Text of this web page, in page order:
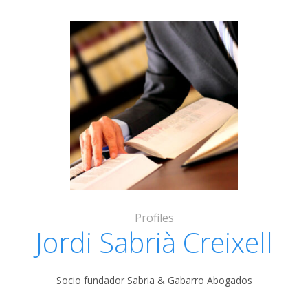
Profiles
Jordi Sabrià Creixell
Socio fundador Sabria & Gabarro Abogados